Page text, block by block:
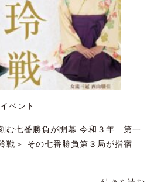
ント
む七番勝負が開幕 令和３年 第一
＞ その七番勝負第３局が指宿